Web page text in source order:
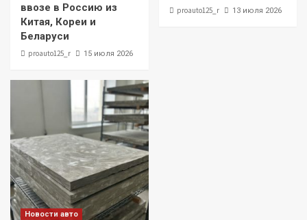
ввозе в Россию из
Китая, Кореи и
Беларуси
proauto125_r 15 июля 2026
proauto125_r 13 июля 2026
Новости авто